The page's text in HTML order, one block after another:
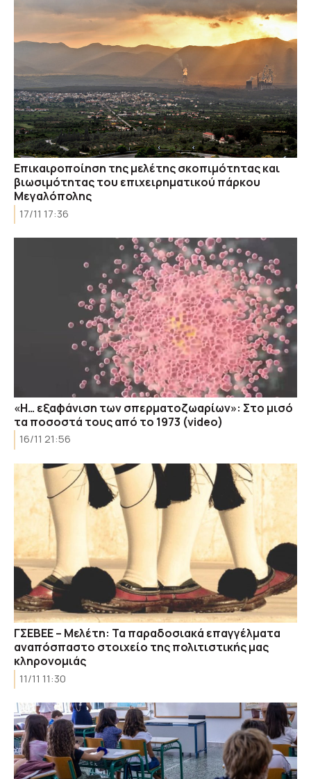
Επικαιροποίηση της μελέτης σκοπιμότητας και
βιωσιμότητας του επιχειρηματικού πάρκου
Μεγαλόπολης
17/11 17:36
«Η… εξαφάνιση των σπερματοζωαρίων»: Στο μισό
τα ποσοστά τους από το 1973 (video)
16/11 21:56
ΓΣΕΒΕΕ – Μελέτη: Τα παραδοσιακά επαγγέλματα
αναπόσπαστο στοιχείο της πολιτιστικής μας
κληρονομιάς
11/11 11:30